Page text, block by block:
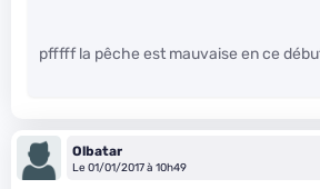
pfffff la pêche est mauvaise en ce
Olbatar
Le 01/01/2017 à 10h49